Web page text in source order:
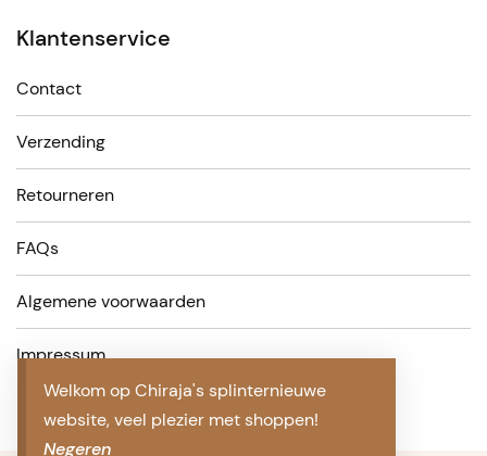
Welkom op Chiraja's splinternieuwe
website, veel plezier met shoppen!
Negeren
Klantenservice
Contact
Verzending
Retourneren
FAQs
Algemene voorwaarden
Impressum